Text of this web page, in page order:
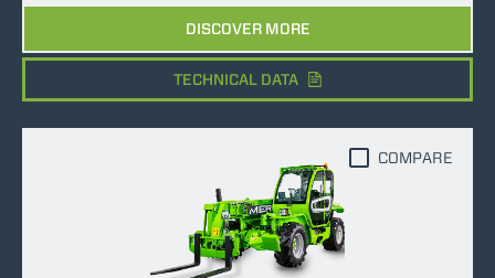
DISCOVER MORE
TECHNICAL DATA
COMPARE